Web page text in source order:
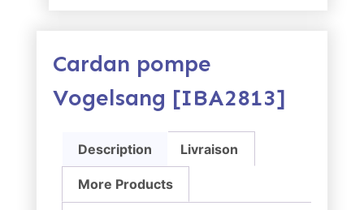
Cardan pompe
Vogelsang [IBA2813]
Description Livraison
More Products